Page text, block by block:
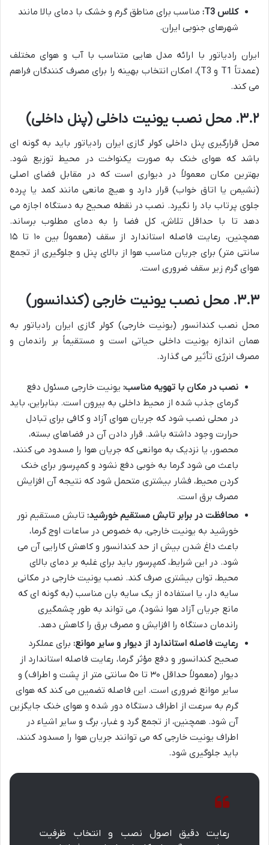
کلاس T3:
مناسب برای مناطق گرم و خشک با دمای بالا مانند
شهرهای جنوبی ایران.
ایران رادیاتور با ارائه مدل هایی متناسب با آب و هوای مختلف
(عمدتاً T1 و T3)، امکان انتخاب بهینه را برای مصرف کنندگان فراهم
می کند.
۳.۲. محل نصب یونیت داخلی (پنل داخلی)
محل قرارگیری پنل داخلی کولر گازی ایران رادیاتور باید به گونه ای
باشد که هوای خنک به صورت یکنواخت در محیط توزیع شود.
بهترین مکان معمولاً در دیواری است که در مقابل فضای اصلی
(نشیمن یا اتاق خواب) قرار دارد و هیچ مانعی مانند کمد یا پرده
جلوی پرتاب باد را نگیرد. نصب در نقطه صحیح به دستگاه اجازه می
دهد تا با حداقل تلاش، کل فضا را به دمای مطلوب برساند.
همچنین، رعایت فاصله استاندارد از سقف (معمولاً بین ۱۰ تا ۱۵
سانتی متر) برای جریان مناسب هوا از بالای پنل و جلوگیری از تجمع
هوای گرم زیر سقف ضروری است.
۳.۳. محل نصب یونیت خارجی (کندانسور)
محل نصب کندانسور (یونیت خارجی) کولر گازی ایران رادیاتور به
همان اندازه یونیت داخلی حیاتی است و مستقیماً بر راندمان و
مصرف انرژی تأثیر می گذارد.
نصب در مکان با تهویه مناسب: یونیت خارجی مسئول دفع
گرمای جذب شده از محیط داخلی به بیرون است. بنابراین، باید
در محلی نصب شود که جریان هوای آزاد و کافی برای تبادل
حرارت وجود داشته باشد. قرار دادن آن در فضاهای بسته،
محصور، یا نزدیک به موانعی که جریان هوا را مسدود می کنند،
باعث می شود گرما به خوبی دفع نشود و کمپرسور برای خنک
کردن محیط، فشار بیشتری متحمل شود که نتیجه آن افزایش
مصرف برق است.
محافظت در برابر تابش مستقیم خورشید: تابش مستقیم نور
خورشید به یونیت خارجی، به خصوص در ساعات اوج گرما،
باعث داغ شدن بیش از حد کندانسور و کاهش کارایی آن می
شود. در این شرایط، کمپرسور باید برای غلبه بر دمای بالای
محیط، توان بیشتری صرف کند. نصب یونیت خارجی در مکانی
سایه دار، یا استفاده از یک سایه بان مناسب (به گونه ای که
مانع جریان آزاد هوا نشود)، می تواند به طور چشمگیری
راندمان دستگاه را افزایش و مصرف برق را کاهش دهد.
رعایت فاصله استاندارد از دیوار و سایر موانع: برای عملکرد
صحیح کندانسور و دفع مؤثر گرما، رعایت فاصله استاندارد از
دیوار (معمولاً حداقل ۳۰ تا ۵۰ سانتی متر از پشت و اطراف) و
سایر موانع ضروری است. این فاصله تضمین می کند که هوای
گرم به سرعت از اطراف دستگاه دور شده و هوای خنک جایگزین
آن شود. همچنین، از تجمع گرد و غبار، برگ و سایر اشیاء در
اطراف یونیت خارجی که می توانند جریان هوا را مسدود کنند،
باید جلوگیری شود.
رعایت دقیق اصول نصب و انتخاب ظرفیت